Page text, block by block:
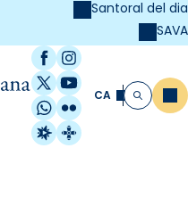
Santoral del dia
SAVA
Facebook
Instagram
X / Twitter
YouTube
WhatsApp
Flickr
Radio Estel
Catalunya
CA Cerca